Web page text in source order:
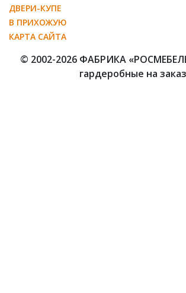
ДВЕРИ-КУПЕ
В ПРИХОЖУЮ
КАРТА САЙТА
© 2002-2026 ФАБРИКА
гардеробные на заказ